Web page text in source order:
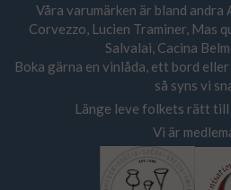
Våra varumärken är bland andra
Corvezzo, Lucien Traminer, Mas
Salvalai, Cacina
Boka gärna en vinlåda, ett bord
så syns vi
Länge leve folkets rätt
Vi är